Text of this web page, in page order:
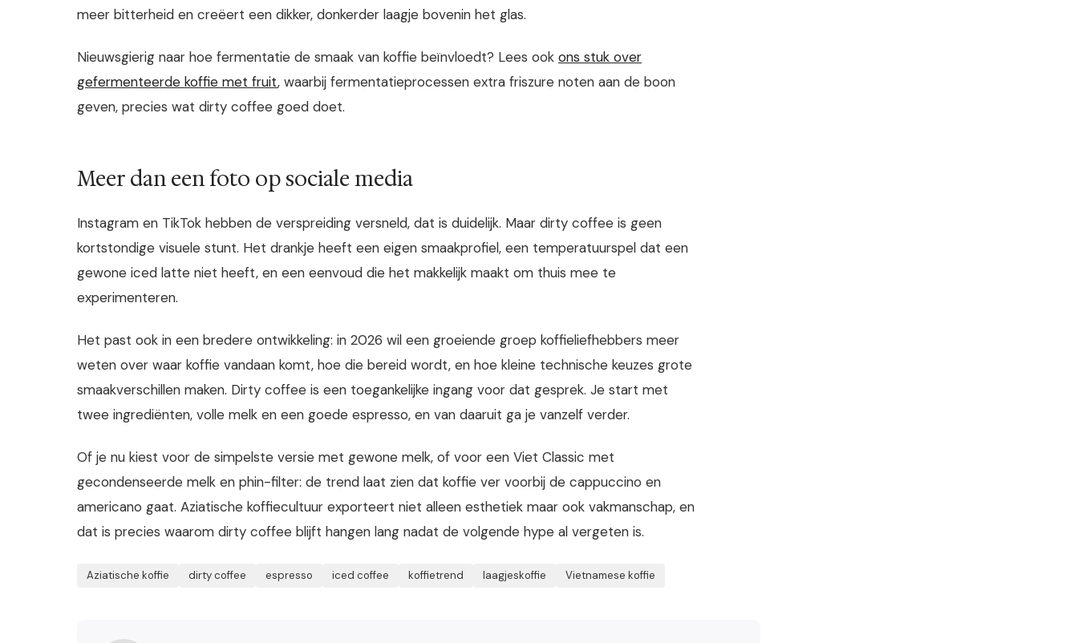
meer bitterheid en creëert een dikker, donkerder laagje bovenin het glas.
Nieuwsgierig naar hoe fermentatie de smaak van koffie beïnvloedt? Lees ook ons stuk over
gefermenteerde koffie met fruit, waarbij fermentatieprocessen extra friszure noten aan de boon
geven, precies wat dirty coffee goed doet.
Meer dan een foto op sociale media
Instagram en TikTok hebben de verspreiding versneld, dat is duidelijk. Maar dirty coffee is geen
kortstondige visuele stunt. Het drankje heeft een eigen smaakprofiel, een temperatuurspel dat een
gewone iced latte niet heeft, en een eenvoud die het makkelijk maakt om thuis mee te
experimenteren.
Het past ook in een bredere ontwikkeling: in 2026 wil een groeiende groep koffieliefhebbers meer
weten over waar koffie vandaan komt, hoe die bereid wordt, en hoe kleine technische keuzes grote
smaakverschillen maken. Dirty coffee is een toegankelijke ingang voor dat gesprek. Je start met
twee ingrediënten, volle melk en een goede espresso, en van daaruit ga je vanzelf verder.
Of je nu kiest voor de simpelste versie met gewone melk, of voor een Viet Classic met
gecondenseerde melk en phin-filter: de trend laat zien dat koffie ver voorbij de cappuccino en
americano gaat. Aziatische koffiecultuur exporteert niet alleen esthetiek maar ook vakmanschap, en
dat is precies waarom dirty coffee blijft hangen lang nadat de volgende hype al vergeten is.
Aziatische koffie dirty coffee espresso iced coffee koffietrend laagjeskoffie Vietnamese koffie